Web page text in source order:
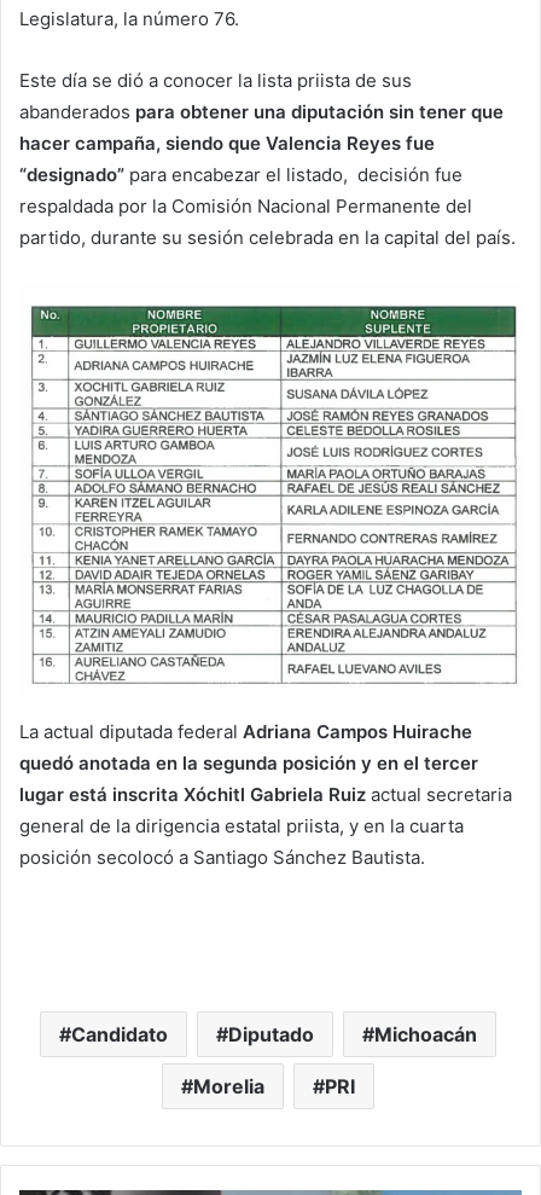
Legislatura, la número 76.
Este día se dió a conocer la lista priista de sus
abanderados para obtener una diputación sin tener que
hacer campaña, siendo que Valencia Reyes fue
“designado” para encabezar el listado, decisión fue
respaldada por la Comisión Nacional Permanente del
partido, durante su sesión celebrada en la capital del país.
La actual diputada federal Adriana Campos Huirache
quedó anotada en la segunda posición y en el tercer
lugar está inscrita Xóchitl Gabriela Ruiz actual secretaria
general de la dirigencia estatal priista, y en la cuarta
posición secolocó a Santiago Sánchez Bautista.
Candidato Diputado Michoacán
Morelia PRI